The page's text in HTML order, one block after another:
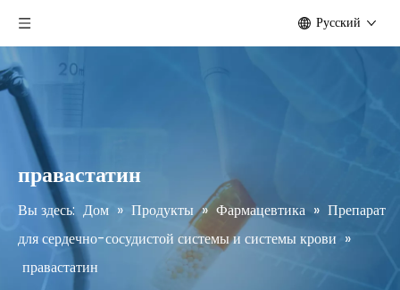
Pусский
правастатин
Вы здесь: Дом » Продукты » Фармацевтика » Препарат
для сердечно-сосудистой системы и системы крови »
правастатин